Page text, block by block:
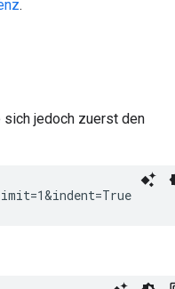
.
sich jedoch zuerst den